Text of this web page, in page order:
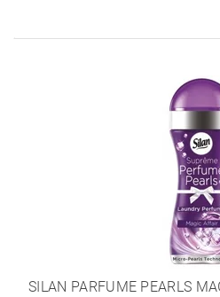
SILAN PARFUME PEARLS